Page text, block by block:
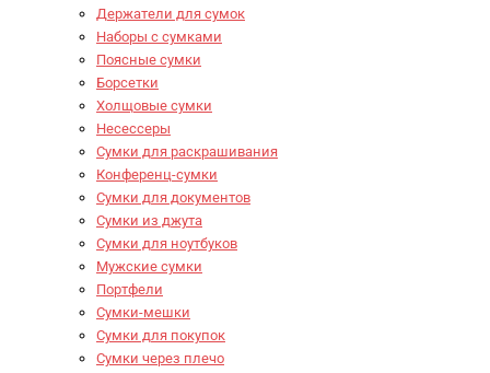
Держатели для сумок
Наборы с сумками
Поясные сумки
Борсетки
Холщовые сумки
Несессеры
Сумки для раскрашивания
Конференц-сумки
Сумки для документов
Сумки из джута
Сумки для ноутбуков
Мужские сумки
Портфели
Сумки-мешки
Сумки для покупок
Сумки через плечо